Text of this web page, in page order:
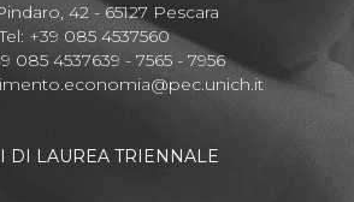
42 - 65127 Pescara
Tel: +39 085 4537560
085 4537639 - 7565 - 7956
DI LAUREA TRIENNALE